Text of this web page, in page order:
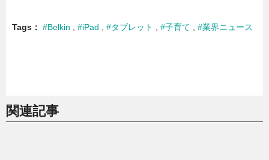
Tags #Belkin #iPad #タブレット #子育て #業界ニュース
関連記事